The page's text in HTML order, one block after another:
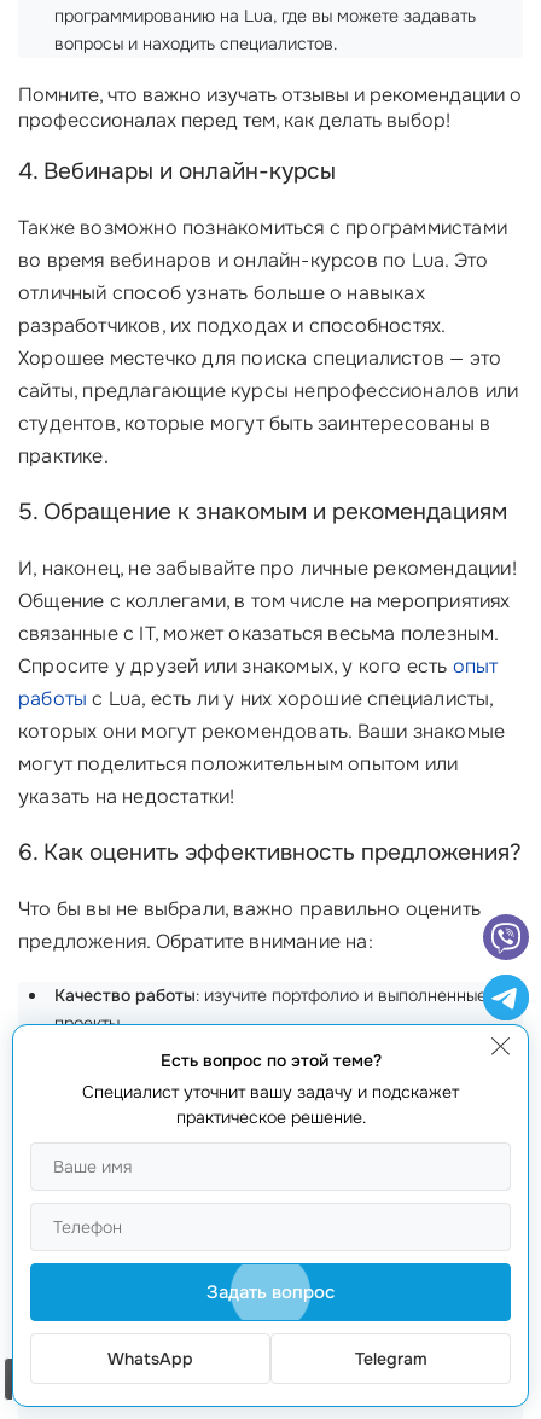
программированию на Lua, где вы можете задавать
вопросы и находить специалистов.
Помните, что важно изучать отзывы и рекомендации о
профессионалах перед тем, как делать выбор!
4. Вебинары и онлайн-курсы
Также возможно познакомиться с программистами
во время вебинаров и онлайн-курсов по Lua. Это
отличный способ узнать больше о навыках
разработчиков, их подходах и способностях.
Хорошее местечко для поиска специалистов — это
сайты, предлагающие курсы непрофессионалов или
студентов, которые могут быть заинтересованы в
практике.
5. Обращение к знакомым и рекомендациям
И, наконец, не забывайте про личные рекомендации!
Общение с коллегами, в том числе на мероприятиях
связанные с IT, может оказаться весьма полезным.
Спросите у друзей или знакомых, у кого есть опыт
работы с Lua, есть ли у них хорошие специалисты,
которых они могут рекомендовать. Ваши знакомые
могут поделиться положительным опытом или
указать на недостатки!
6. Как оценить эффективность предложения?
Что бы вы не выбрали, важно правильно оценить
предложения. Обратите внимание на:
Качество работы: изучите портфолио и выполненные
проекты.
Скорость исполнения: уточните временные рамки
выполнения проекта и сравните с вашими ожиданиями.
Стоимость услуг: получите несколько предложений и
проанализируйте, кого выбрать.
Наша команда в
разработки на Lua и с удовольствием ответит на все
ваши вопросы по телефону +373 601 066 66!
Часто задаваемые вопросы
Как найти разработчика на Lua?
Используйте
Есть вопрос по этой теме?
Специалист уточнит вашу задачу и подскажет
практическое решение.
Задать вопрос
WhatsApp Telegram
Заказать звонок